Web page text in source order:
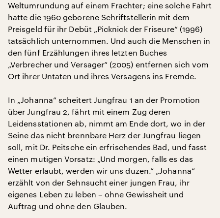
Weltumrundung auf einem Frachter; eine solche Fahrt
hatte die 1960 geborene Schriftstellerin mit dem
Preisgeld für ihr Debüt „Picknick der Friseure“ (1996)
tatsächlich unternommen. Und auch die Menschen in
den fünf Erzählungen ihres letzten Buches
„Verbrecher und Versager“ (2005) entfernen sich vom
Ort ihrer Untaten und ihres Versagens ins Fremde.
In „Johanna“ scheitert Jungfrau 1 an der Promotion
über Jungfrau 2, fährt mit einem Zug deren
Leidensstationen ab, nimmt am Ende dort, wo in der
Seine das nicht brennbare Herz der Jungfrau liegen
soll, mit Dr. Peitsche ein erfrischendes Bad, und fasst
einen mutigen Vorsatz: „Und morgen, falls es das
Wetter erlaubt, werden wir uns duzen.“ „Johanna“
erzählt von der Sehnsucht einer jungen Frau, ihr
eigenes Leben zu leben – ohne Gewissheit und
Auftrag und ohne den Glauben.